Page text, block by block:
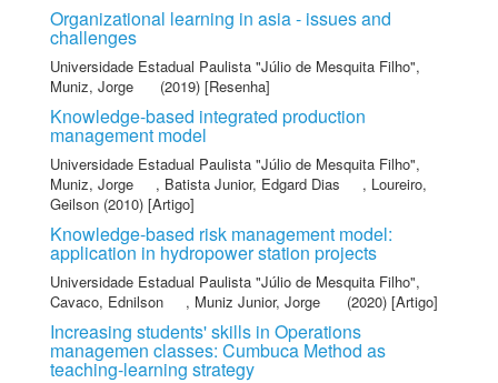
Organizational learning in asia - issues and
challenges
Universidade Estadual Paulista "Júlio de Mesquita Filho",
Muniz, Jorge
(2019) [Resenha]
Knowledge-based integrated production
management model
Universidade Estadual Paulista "Júlio de Mesquita Filho",
Muniz, Jorge
, Batista Junior, Edgard Dias , Loureiro,
Geilson (2010) [Artigo]
Knowledge-based risk management model:
application in hydropower station projects
Universidade Estadual Paulista "Júlio de Mesquita Filho",
Cavaco, Ednilson
, Muniz Junior, Jorge (2020) [Artigo]
Increasing students' skills in Operations
managemen classes: Cumbuca Method as
teaching-learning strategy